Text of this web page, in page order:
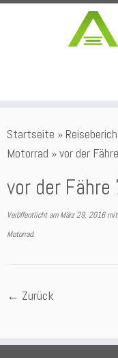
Inhalt
springen
Startseite »
Motorrad »vor der
vor der
Veröffentlicht am März 29, 2016mit
Motorrad.
← Zurück